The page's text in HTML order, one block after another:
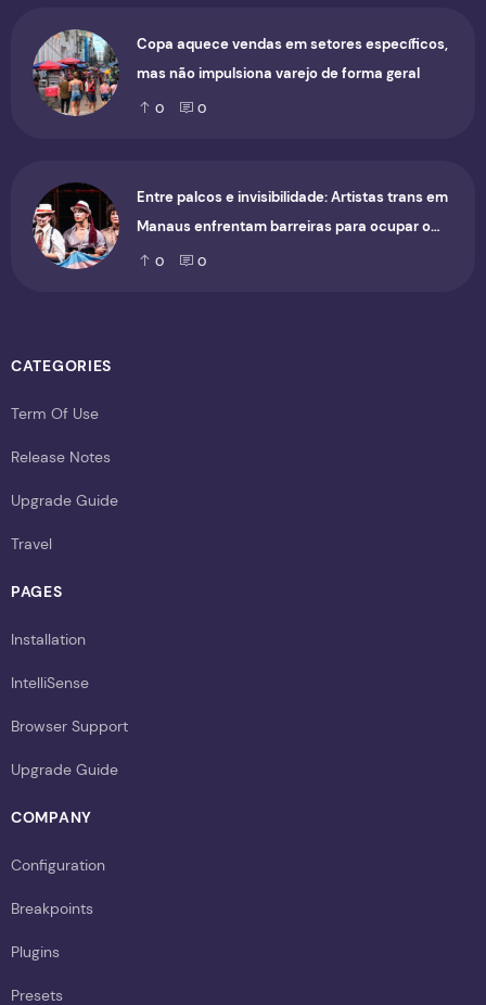
Copa aquece vendas em setores específicos,
mas não impulsiona varejo de forma geral
0 0
Entre palcos e invisibilidade: Artistas trans em
Manaus enfrentam barreiras para ocupar o
cenário cultural
0 0
CATEGORIES
Term Of Use
Release Notes
Upgrade Guide
Travel
PAGES
Installation
IntelliSense
Browser Support
Upgrade Guide
COMPANY
Configuration
Breakpoints
Plugins
Presets